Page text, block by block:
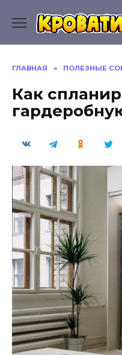
содержанию
ГЛАВНАЯ » ПОЛЕЗНЫЕ
Как